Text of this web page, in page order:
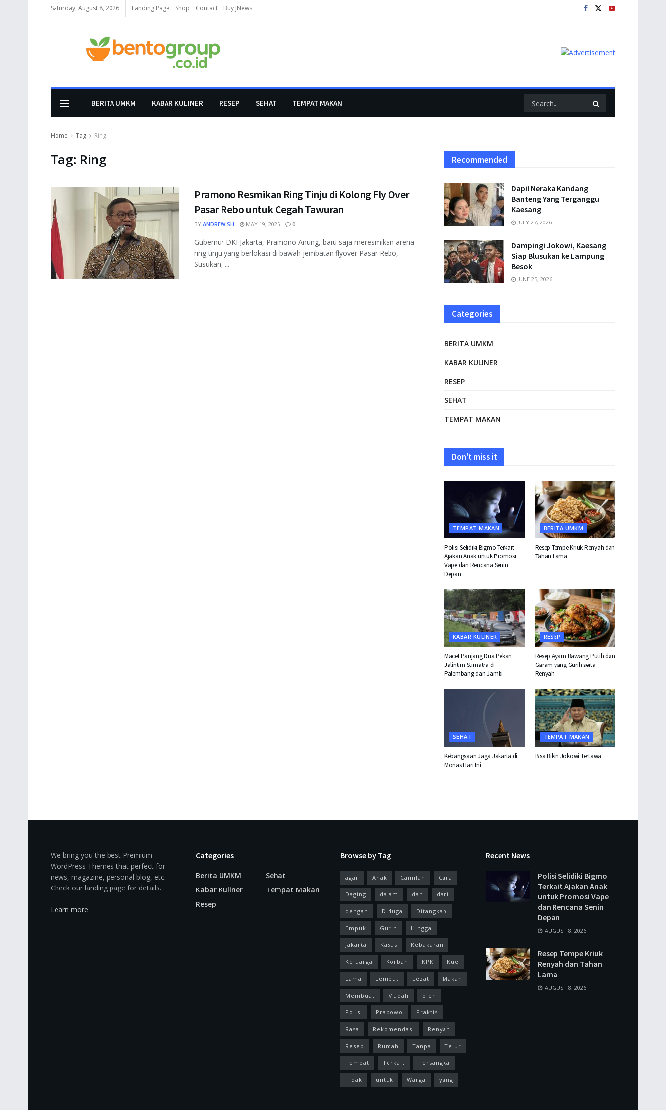
Saturday, August 8, 2026 Landing Page Shop Contact Buy JNews
BERITA UMKM KABAR KULINER RESEP SEHAT TEMPAT MAKAN
Home Tag Ring
Tag: Ring
Pramono Resmikan Ring Tinju di Kolong Fly Over
Pasar Rebo untuk Cegah Tawuran
BY ANDREW SH MAY 19, 2026 0
Gubernur DKI Jakarta, Pramono Anung, baru saja meresmikan arena
ring tinju yang berlokasi di bawah jembatan flyover Pasar Rebo,
Susukan, ...
Recommended
Dapil Neraka Kandang
Banteng Yang Terganggu
Kaesang
JULY 27, 2026
Dampingi Jokowi, Kaesang
Siap Blusukan ke Lampung
Besok
JUNE 25, 2026
Categories
BERITA UMKM
KABAR KULINER
RESEP
SEHAT
TEMPAT MAKAN
Don't miss it
TEMPAT MAKAN
Polisi Selidiki Bigmo Terkait
Ajakan Anak untuk Promosi
Vape dan Rencana Senin
Depan
BERITA UMKM
Resep Tempe Kriuk Renyah dan
Tahan Lama
KABAR KULINER
Macet Panjang Dua Pekan
Jalintim Sumatra di
Palembang dan Jambi
RESEP
Resep Ayam Bawang Putih dan
Garam yang Gurih serta
Renyah
SEHAT
Kebangsaan Jaga Jakarta di
Monas Hari Ini
TEMPAT MAKAN
Bisa Bikin Jokowi Tertawa
We bring you the best Premium
WordPress Themes that perfect for
news, magazine, personal blog, etc.
Check our landing page for details.
Learn more
Categories
Berita UMKM
Kabar Kuliner
Resep
Sehat
Tempat Makan
Browse by Tag
agar Anak Camilan Cara
Daging dalam dan dari
dengan Diduga Ditangkap
Empuk Gurih Hingga
Jakarta Kasus Kebakaran
Keluarga Korban KPK Kue
Lama Lembut Lezat Makan
Membuat Mudah oleh
Polisi Prabowo Praktis
Rasa Rekomendasi Renyah
Resep Rumah Tanpa Telur
Tempat Terkait Tersangka
Tidak untuk Warga yang
Recent News
Polisi Selidiki Bigmo
Terkait Ajakan Anak
untuk Promosi Vape
dan Rencana Senin
Depan
AUGUST 8, 2026
Resep Tempe Kriuk
Renyah dan Tahan
Lama
AUGUST 8, 2026